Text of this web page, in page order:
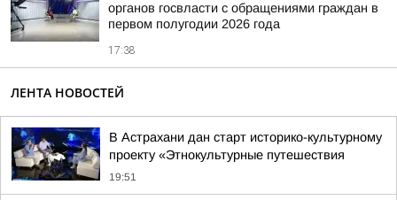
органов госвласти с обращениями граждан в
первом полугодии 2026 года
17:38
ЛЕНТА НОВОСТЕЙ
В Астрахани дан старт историко-культурному
проекту «Этнокультурные путешествия
19:51